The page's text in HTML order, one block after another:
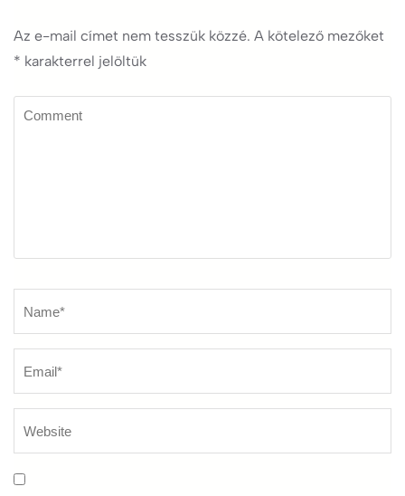
Az e-mail címet nem tesszük közzé. A kötelező mezőket
* karakterrel jelöltük
Comment